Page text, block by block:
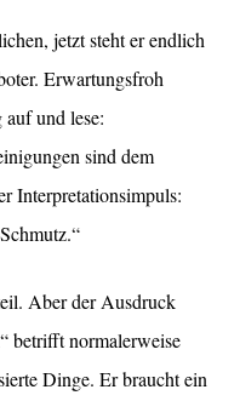
jetzt steht er endlich
Erwartungsfroh
und lese:
sind dem
Interpretationsimpuls:
Aber der Ausdruck
betrifft normalerweise
Dinge. Er braucht ein